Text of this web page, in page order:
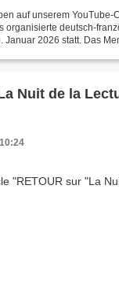
auf unserem YouTube-
organisierte deutsch-
2026 statt. Das
Nuit de la